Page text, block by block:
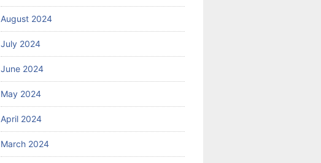
August 2024
July 2024
June 2024
May 2024
April 2024
March 2024